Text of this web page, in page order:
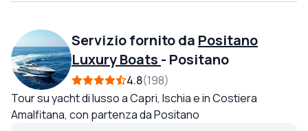
Servizio fornito da Positano
Luxury Boats - Positano
4.8 198
Tour su yacht di lusso a Capri, Ischia e in Costiera
Amalfitana, con partenza da Positano